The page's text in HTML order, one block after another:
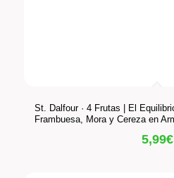
St. Dalfour · 4 Frutas | El
Frambuesa, Mora y Cereza en
5,99€